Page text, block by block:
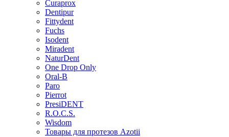
Curaprox
Dentipur
Fittydent
Fuchs
Isodent
Miradent
NaturDent
One Drop Only
Oral-B
Paro
Pierrot
PresiDENT
R.O.C.S.
Wisdom
Товары для протезов Azotii